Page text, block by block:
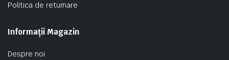
Politica de returnare
Informații Magazin
Despre noi